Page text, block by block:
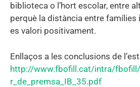
biblioteca o l’hort escolar, entre
perquè la distància entre famílies
es valori positivament.
Enllaços a les conclusions de
http://www.fbofill.cat/intra/
r_de_premsa_IB_35.pdf